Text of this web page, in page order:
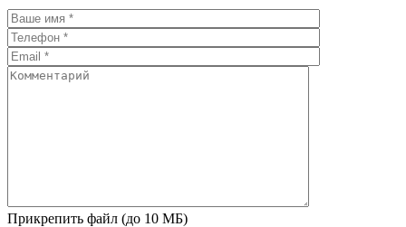
Прикрепить файл (до 10 МБ)